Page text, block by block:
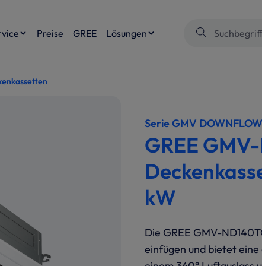
Preise GREE Lösungen
Serie GMV DOWNFLOW
GREE
kW
Die GREE GMV-
einfügen und bietet